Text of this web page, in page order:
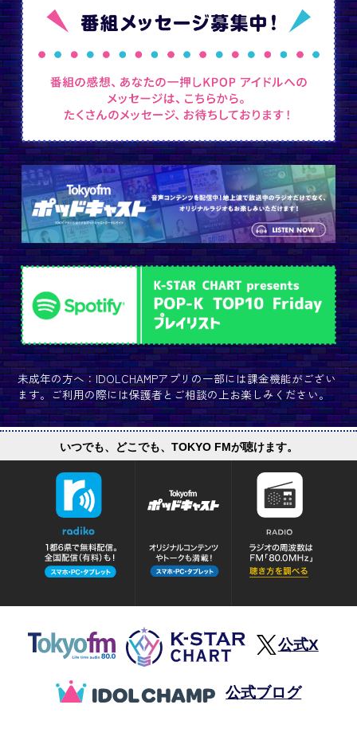
未成年の方へ：IDOLCHAMPアプリの一部には課金機能がござい
ます。ご利用の際には保護者とご相談の上お楽しみください。
いつでも、どこでも、TOKYO FMが聴けます。
公式X
公式ブログ